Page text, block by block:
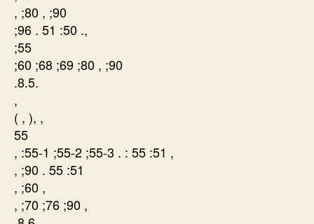
, ;80 , ;90
;96 . 51 :50 .,
;55
;60 ;68 ;69 ;80 , ;90
.8.5.
,
( , ), ,
55
, :55-1 ;55-2 ;55-3 . : 55 :51 ,
, ;90 . 55 :51
, ;60 ,
, ;70 ;76 ;90 ,